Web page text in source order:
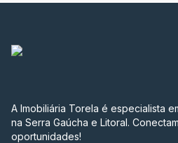
A Imobiliária Torela é especialista
na Serra Gaúcha e Litoral.
oportunidades!